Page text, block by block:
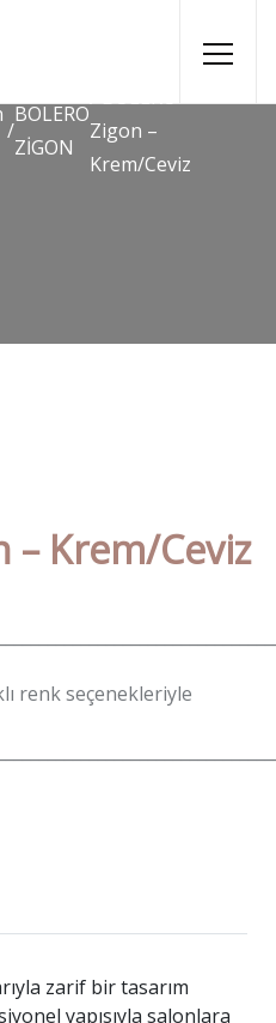
/
BOLERO
ZİGON
Zigon –
Krem/Ceviz
– Krem/Ceviz
renk seçenekleriyle
zarif bir tasarım
yapısıyla salonlara